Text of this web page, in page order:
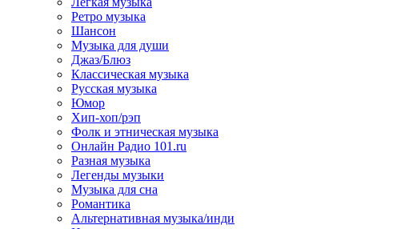
Ретро музыка
Шансон
Музыка для души
Джаз/Блюз
Классическая музыка
Русская музыка
Юмор
Хип-хоп/рэп
Фолк и этническая музыка
Онлайн Радио 101.ru
Разная музыка
Легенды музыки
Музыка для сна
Романтика
Альтернативная музыка/инди